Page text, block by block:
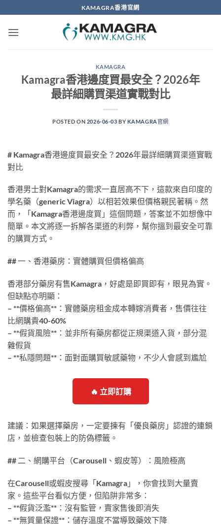
to
content
KAMAGRA香港官網
KAMAGRA
Kamagra香港邊度買最安全？2026年
最詳細購買渠道實戰對比
POSTED ON 2026-06-03 BY KAMAGRA官網
# Kamagra香港邊度買最安全？2026年最詳細購買渠道實戰
對比
香港男士對Kamagra的需求一直居高不下，這款來自印度的
學名藥（generic Viagra）以相若效果但價格親民著稱。然
而，「Kamagra香港邊度買」這個問題，答案並不如想像中
簡單。本文將逐一拆解各渠道的利弊，幫你搵到最安全可靠
的購買方式。
## 一、香港藥房：實體購買但價格偏高
香港部分藥房有售Kamagra，好處是即買即有，眼見為實。
但缺點亦明顯：
– **價格偏高**：實體藥房租金成本轉嫁消費者，售價往往
比網購貴40-60%
– **假貨風險**：並非所有藥房都從正規渠道入貨，部分混
雜假貨
– **私隱問題**：面對面購買敏感藥物，不少人會感到尷尬
🔥 立即訂購
建議：如果選擇藥房，一定要揀有「優良藥房」認證的連鎖
店，並檢查包裝上的防偽標籤。
## 二、網購平台（Carousell、蝦皮等）：風險極高
在Carousell或蝦皮搜尋「Kamagra」，你會找到大量賣
家。這些平台看似方便，但陷阱非常多：
– **假貨泛濫**：沒有監管，賣家售後即消失
– **無質量保證**：儲存溫度不當導致藥效下降